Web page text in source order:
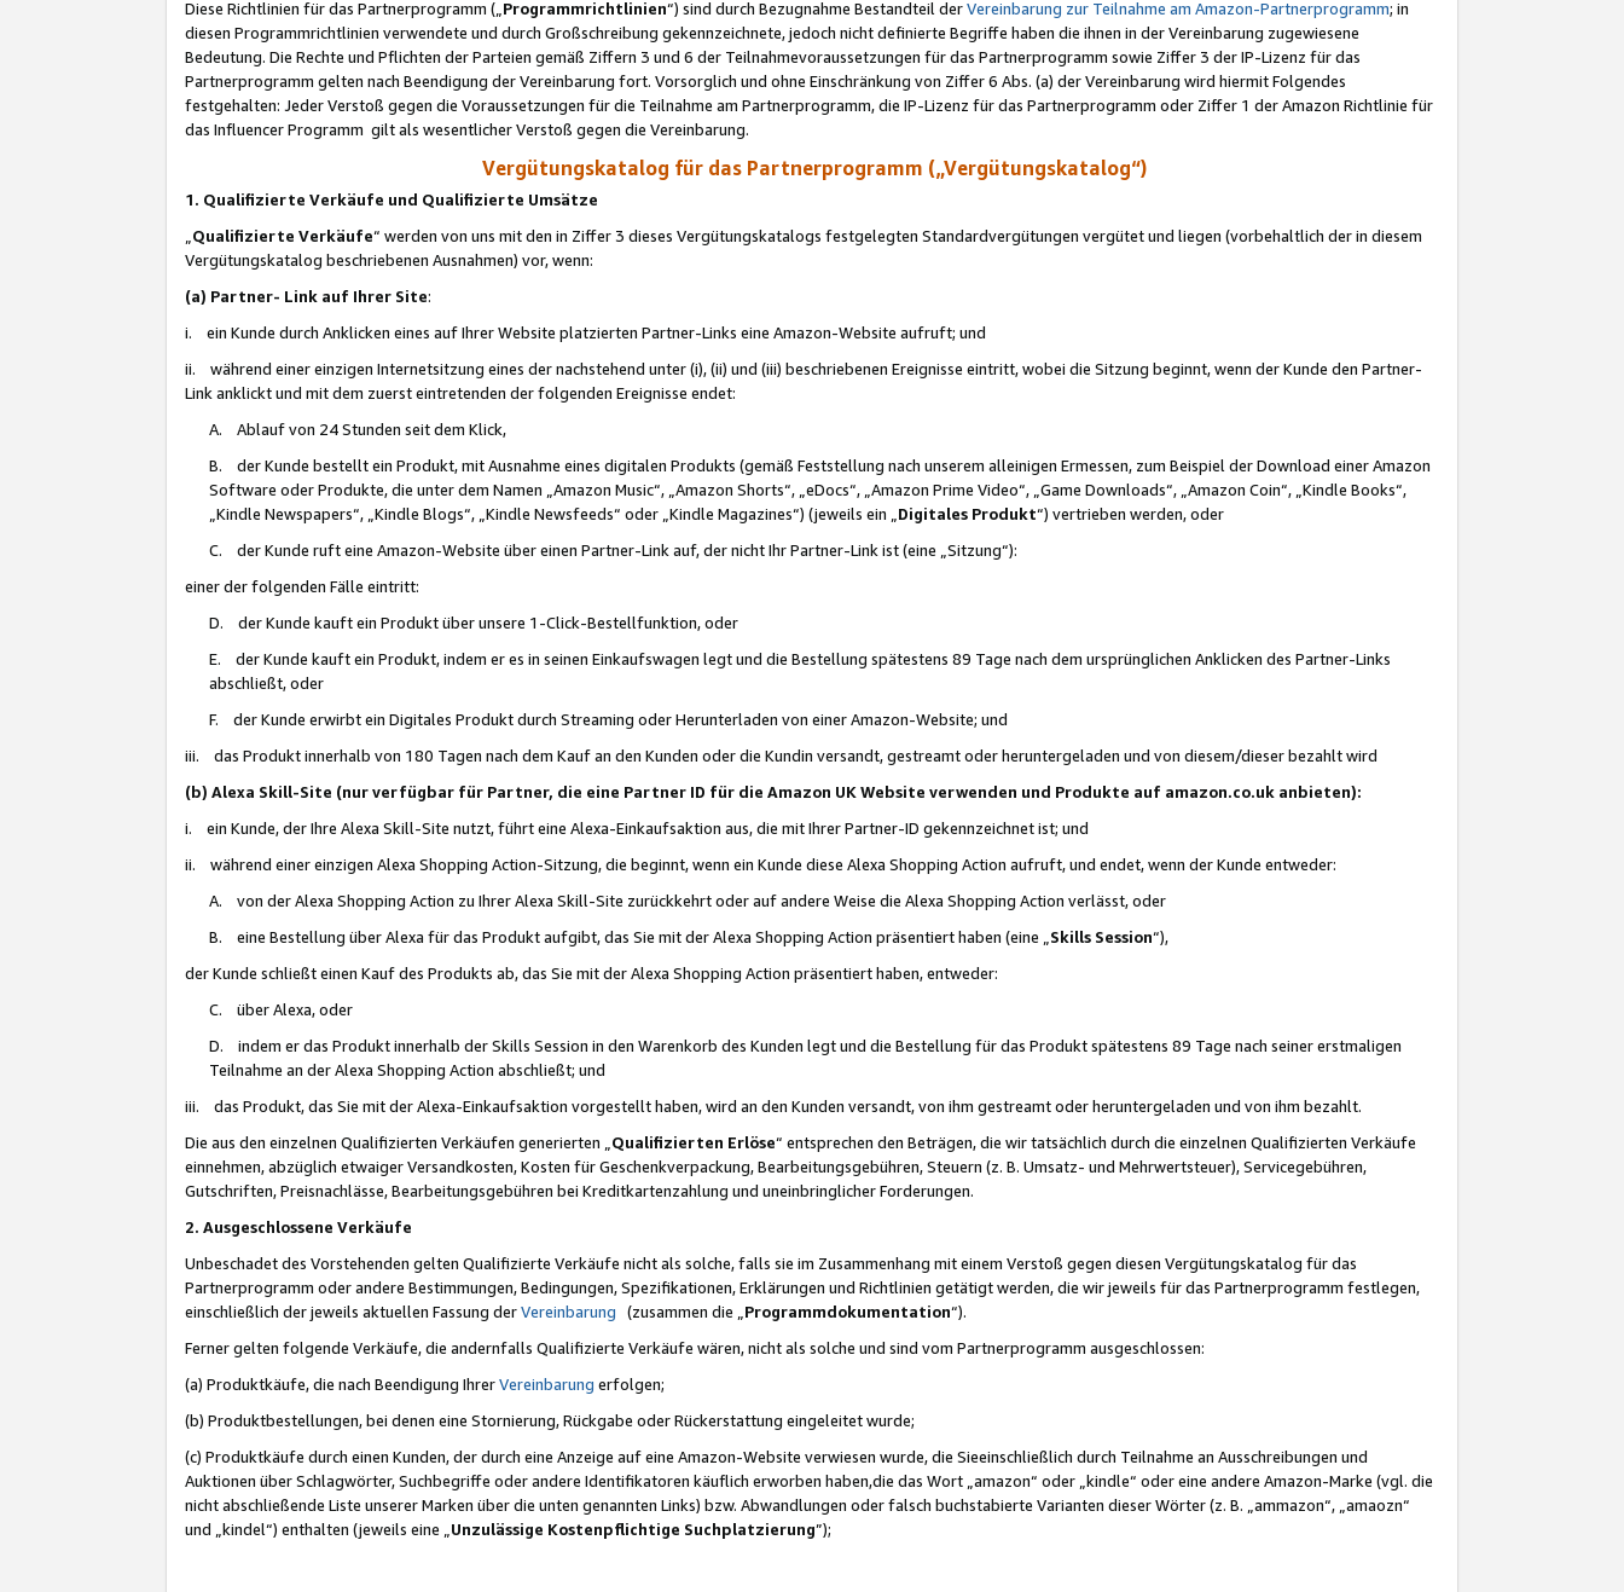
Diese Richtlinien für das Partnerprogramm („Programmrichtlinien“) sind durch Bezugnahme Bestandteil derVereinbarung zur Teilnahme am Amazon-Partnerprogramm; in
diesen Programmrichtlinien verwendete und durch Großschreibung gekennzeichnete, jedoch nicht definierte Begriffe haben die ihnen in der Vereinbarung zugewiesene
Bedeutung. Die Rechte und Pflichten der Parteien gemäß Ziffern 3 und 6 der Teilnahmevoraussetzungen für das Partnerprogramm sowie Ziffer 3 der IP-Lizenz für das
Partnerprogramm gelten nach Beendigung der Vereinbarung fort. Vorsorglich und ohne Einschränkung von Ziffer 6 Abs. (a) der Vereinbarung wird hiermit Folgendes
festgehalten: Jeder Verstoß gegen die Voraussetzungen für die Teilnahme am Partnerprogramm, die IP-Lizenz für das Partnerprogramm oder Ziffer 1 der Amazon Richtlinie für
das Influencer Programm gilt als wesentlicher Verstoß gegen die Vereinbarung.
Vergütungskatalog für das Partnerprogramm („Vergütungskatalog“)
1. Qualifizierte Verkäufe und Qualifizierte Umsätze
Qualifizierte Verkäufe“ werden von uns mit den in Ziffer 3 dieses Vergütungskatalogs festgelegten Standardvergütungen vergütet und liegen (vorbehaltlich der in diesem
Vergütungskatalog beschriebenen Ausnahmen) vor, wenn:
(a) Partner- Link auf Ihrer Site:
i. ein Kunde durch Anklicken eines auf Ihrer Website platzierten Partner-Links eine Amazon-Website aufruft; und
ii. während einer einzigen Internetsitzung eines der nachstehend unter (i), (ii) und (iii) beschriebenen Ereignisse eintritt, wobei die Sitzung beginnt, wenn der Kunde den Partner-
Link anklickt und mit dem zuerst eintretenden der folgenden Ereignisse endet:
A. Ablauf von 24 Stunden seit dem Klick,
B. der Kunde bestellt ein Produkt, mit Ausnahme eines digitalen Produkts (gemäß Feststellung nach unserem alleinigen Ermessen, zum Beispiel der Download einer Amazon
Software oder Produkte, die unter dem Namen „Amazon Music“, „Amazon Shorts“, „eDocs“, „Amazon Prime Video“, „Game Downloads“, „Amazon Coin“, „Kindle Books“,
„Kindle Newspapers“, „Kindle Blogs“, „Kindle Newsfeeds“ oder „Kindle Magazines“) (jeweils ein „ Digitales Produkt“) vertrieben werden, oder
C. der Kunde ruft eine Amazon-Website über einen Partner-Link auf, der nicht Ihr Partner-Link ist (eine „Sitzung“):
einer der folgenden Fälle eintritt:
D. der Kunde kauft ein Produkt über unsere 1-Click-Bestellfunktion, oder
E. der Kunde kauft ein Produkt, indem er es in seinen Einkaufswagen legt und die Bestellung spätestens 89 Tage nach dem ursprünglichen Anklicken des Partner-Links
abschließt, oder
F. der Kunde erwirbt ein Digitales Produkt durch Streaming oder Herunterladen von einer Amazon-Website; und
iii. das Produkt innerhalb von 180 Tagen nach dem Kauf an den Kunden oder die Kundin versandt, gestreamt oder heruntergeladen und von diesem/dieser bezahlt wird
(b) Alexa Skill-Site (nur verfügbar für Partner, die eine Partner ID für die Amazon UK Website verwenden und Produkte auf amazon.co.uk anbieten):
i. ein Kunde, der Ihre Alexa Skill-Site nutzt, führt eine Alexa-Einkaufsaktion aus, die mit Ihrer Partner-ID gekennzeichnet ist; und
ii. während einer einzigen Alexa Shopping Action-Sitzung, die beginnt, wenn ein Kunde diese Alexa Shopping Action aufruft, und endet, wenn der Kunde entweder:
A. von der Alexa Shopping Action zu Ihrer Alexa Skill-Site zurückkehrt oder auf andere Weise die Alexa Shopping Action verlässt, oder
B. eine Bestellung über Alexa für das Produkt aufgibt, das Sie mit der Alexa Shopping Action präsentiert haben (eine „ Skills Session“),
der Kunde schließt einen Kauf des Produkts ab, das Sie mit der Alexa Shopping Action präsentiert haben, entweder:
C. über Alexa, oder
D. indem er das Produkt innerhalb der Skills Session in den Warenkorb des Kunden legt und die Bestellung für das Produkt spätestens 89 Tage nach seiner erstmaligen
Teilnahme an der Alexa Shopping Action abschließt; und
iii. das Produkt, das Sie mit der Alexa-Einkaufsaktion vorgestellt haben, wird an den Kunden versandt, von ihm gestreamt oder heruntergeladen und von ihm bezahlt.
Die aus den einzelnen Qualifizierten Verkäufen generierten „ Qualifizierten Erlöse“ entsprechen den Beträgen, die wir tatsächlich durch die einzelnen Qualifizierten Verkäufe
einnehmen, abzüglich etwaiger Versandkosten, Kosten für Geschenkverpackung, Bearbeitungsgebühren, Steuern (z. B. Umsatz- und Mehrwertsteuer), Servicegebühren,
Gutschriften, Preisnachlässe, Bearbeitungsgebühren bei Kreditkartenzahlung und uneinbringlicher Forderungen.
2. Ausgeschlossene Verkäufe
Unbeschadet des Vorstehenden gelten Qualifizierte Verkäufe nicht als solche, falls sie im Zusammenhang mit einem Verstoß gegen diesen Vergütungskatalog für das
Partnerprogramm oder andere Bestimmungen, Bedingungen, Spezifikationen, Erklärungen und Richtlinien getätigt werden, die wir jeweils für das Partnerprogramm festlegen,
einschließlich der jeweils aktuellen Fassung derVereinbarung (zusammen die „ Programmdokumentation“).
Ferner gelten folgende Verkäufe, die andernfalls Qualifizierte Verkäufe wären, nicht als solche und sind vom Partnerprogramm ausgeschlossen:
(a) Produktkäufe, die nach Beendigung IhrerVereinbarung erfolgen;
(b) Produktbestellungen, bei denen eine Stornierung, Rückgabe oder Rückerstattung eingeleitet wurde;
(c) Produktkäufe durch einen Kunden, der durch eine Anzeige auf eine Amazon-Website verwiesen wurde, die Sieeinschließlich durch Teilnahme an Ausschreibungen und
Auktionen über Schlagwörter, Suchbegriffe oder andere Identifikatoren käuflich erworben haben,die das Wort „amazon“ oder „kindle“ oder eine andere Amazon-Marke (vgl. die
nicht abschließende Liste unserer Marken über die unten genannten Links) bzw. Abwandlungen oder falsch buchstabierte Varianten dieser Wörter (z. B. „ammazon“, „amaozn“
und „kindel“) enthalten (jeweils eine „ Unzulässige Kostenpflichtige Suchplatzierung”);